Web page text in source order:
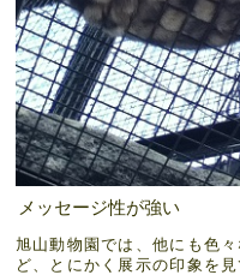
メッセージ性が強い
旭山動物園では、他にも色
ど、とにかく展示の印象を